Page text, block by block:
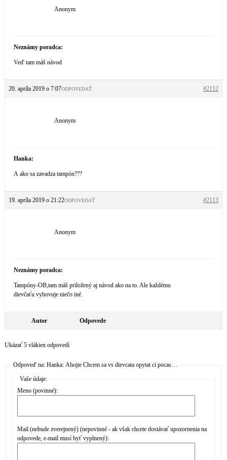
Anonym
Neznámy poradca:
Veď tam máš návod
20. apríla 2019 o 7:07 #2112
ODPOVEDAŤ
Anonym
Hanka:
A ako sa zavadza tampón???
19. apríla 2019 o 21:22 #2113
ODPOVEDAŤ
Anonym
Neznámy poradca:
Tampóny-OB,tam máš priložený aj návod ako na to. Ale každému
dievčaťu vyhovuje niečo iné.
Autor Odpovede
Ukázať 5 vlákien odpovedí
Odpoveď na: Hanka: Ahojte Chcem sa vs dievcata opytat ci pocas…
Vaše údaje:
Meno (povinné):
Mail (nebude zverejnený) (nepovinné - ak však chcete dostávať upozornenia na
odpovede, e-mail musí byť vyplnený):